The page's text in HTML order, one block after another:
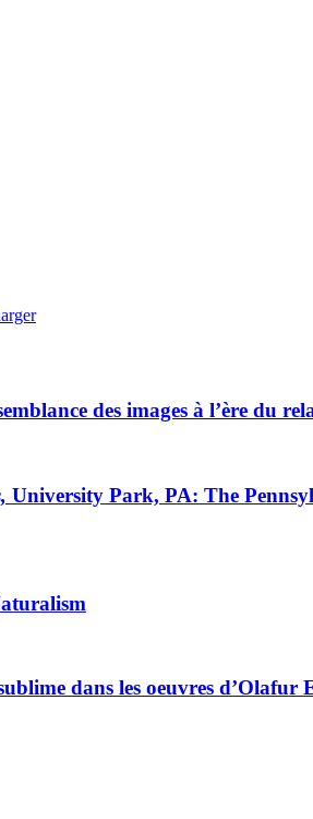
des images à l’ère du
University Park, PA: The
dans les oeuvres d’Olafur